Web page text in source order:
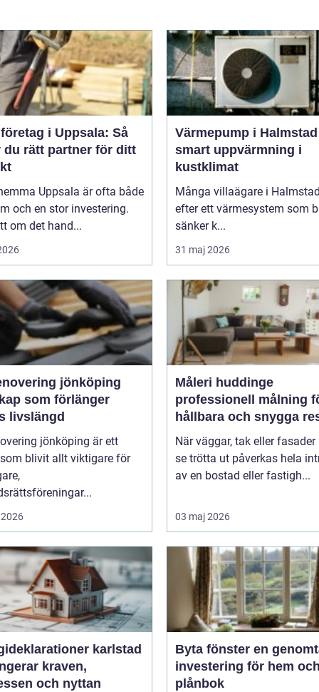
i Uppsala: Så
du rätt partner för ditt
Uppsala är ofta både
och en stor investering.
om det hand...
Värmepump i
smart uppvärmning i
kustklimat
Många villaägare i
efter ett värmesystem som
sänker k...
31 maj 2026
jönköping
som förlänger
livslängd
jönköping är ett
blivit allt viktigare för
Måleri huddinge
professionell målning
hållbara och snygga
När väggar, tak eller fasader
se trötta ut påverkas hela
av en bostad eller fastigh...
03 maj 2026
karlstad
kraven,
och nyttan
Byta fönster en genomtänkt
investering för hem
plånbok